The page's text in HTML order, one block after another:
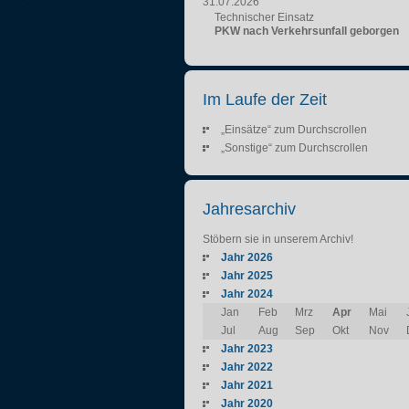
Technischer Einsatz
PKW nach Verkehrsunfall geborgen
Im Laufe der Zeit
„Einsätze“ zum Durchscrollen
„Sonstige“ zum Durchscrollen
Jahresarchiv
Stöbern sie in unserem Archiv!
Jahr 2026
Jahr 2025
Jahr 2024
Jan
Feb Mrz Apr Mai
Jul
Aug Sep Okt Nov
Jahr 2023
Jahr 2022
Jahr 2021
Jahr 2020